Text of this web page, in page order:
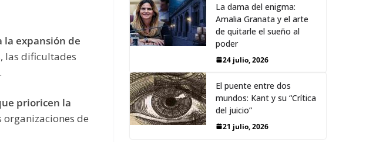
expansión de
las dificultades
prioricen la
organizaciones de
La dama del enigma:
Amalia Granata y el arte
de quitarle el sueño al
poder
24 julio, 2026
El puente entre dos
mundos: Kant y su “Crítica
del juicio”
21 julio, 2026